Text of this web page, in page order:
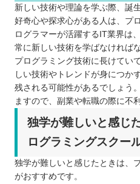
新しい技術や理論を学ぶ際、誕
好奇心や探求心がある人は、プ
ログラマーが活躍するIT業界は
常に新しい技術を学ばなければ
プログラミング技術に長けてい
しい技術やトレンドが身につか
残される可能性があるでしょう
ますので、副業や転職の際に不
独学が難しいと感じ
ログラミングスクー
独学が難しいと感じたときは、
がおすすめです。